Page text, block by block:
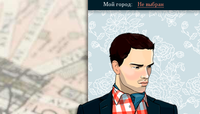
Мой город: Не выбран